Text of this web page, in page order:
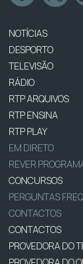
NOTÍCIAS
DESPORTO
TELEVISÃO
RÁDIO
RTP ARQUIVOS
RTP ENSINA
RTP PLAY
EM DIRETO
REVER
CONCURSOS
PERGUNTAS
CONTACTOS
CONTACTOS
PROVEDORA DO